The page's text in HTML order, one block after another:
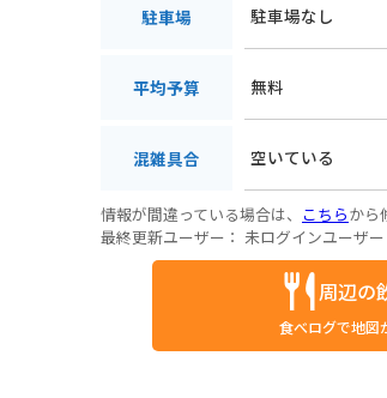
駐車場 駐車場なし
平均予算 無料
混雑具合 空いている
情報が間違っている場合は、 こちらから
最終更新ユーザー： 未ログインユーザー
周辺の
食べログで地図